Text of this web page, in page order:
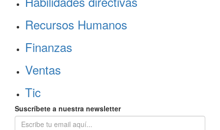
Recursos Humanos
Finanzas
Ventas
Tic
Suscríbete a nuestra newsletter